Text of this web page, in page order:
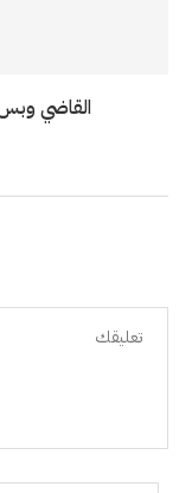
القاضي